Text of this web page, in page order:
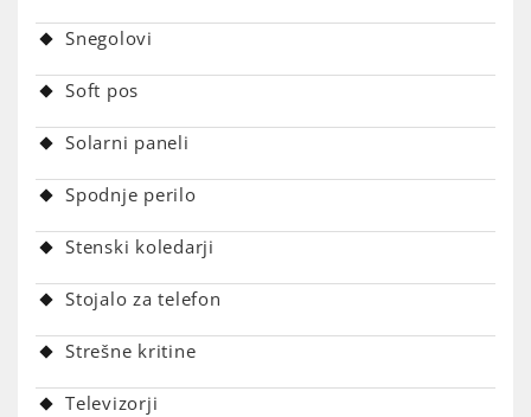
Snegolovi
Soft pos
Solarni paneli
Spodnje perilo
Stenski koledarji
Stojalo za telefon
Strešne kritine
Televizorji